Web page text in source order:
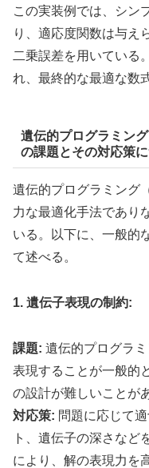
この実装例では、シン
り、適応度関数は与え
二乗誤差を用いている
れ、最終的な最適な数
遺伝的プログラミン
の課題とその対応策
遺伝的プログラミング
力な最適化手法であり
いる。以下に、一般的
て述べる。
1. 遺伝子表現の制約:
課題: 遺伝的プログラ
表現することが一般的
の設計が難しいことが
対応策: 問題に応じて
ト、遺伝子の深さなど
により、解の表現力を